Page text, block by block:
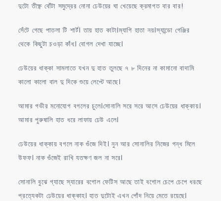
দুটো তীক্ষ্ণ বোঁটা সমুদ্রের নোনা ঢেউয়ের ঘা খেয়েছে ক্রমাগত বার বার!
সেঁটে গেছে পাতলা টি শার্ট। তায় হাত কাটা।ম্যাগি হাতা নয়।স্যান্ডো গেঞ্জির
থেকে কিছুটা চওড়া কাঁধ। বোগল দেখা যাচ্ছে।
ঢেউয়ের ধাক্কা সামলাতে যখন দু হাত তুলছে ৭ ৮ দিনের না কামানো বাদামি
কালো কালো বাল দু দিকে শুয়ে লেপ্টে আছে।
আমার গভীর মনোযোগ বগলের চুলে।সোনালি সরে সরে আসে ঢেউয়ের ধাক্কায়।
আমার পুরুষালি হাত ধরে লাফায় ঢেউ এলে।
ঢেউয়ের ধাক্কায় বগলে নাক গুঁজে দিই। নুন আর সোনালির নিজের গন্ধ মিলে
উফফ। নাক গুঁজেই রাখি যতক্ষণ জল না সরে।
সোনালি বুঝে গ্যাছে স্যারের বগোল ফেটিস আছে তাই বগোল চেপে চেপে ধরছে
প্রত্যেকটা ঢেউয়ের ধাক্কাহ। হাত দুটোই এখন পোঁদ নিয়ে মেতে রয়েছে।